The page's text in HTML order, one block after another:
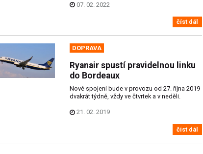
07. 02. 2022
číst dál
DOPRAVA
Ryanair spustí pravidelnou linku
do Bordeaux
Nové spojení bude v provozu od 27. října 2019
dvakrát týdně, vždy ve čtvrtek a v neděli.
21. 02. 2019
číst dál